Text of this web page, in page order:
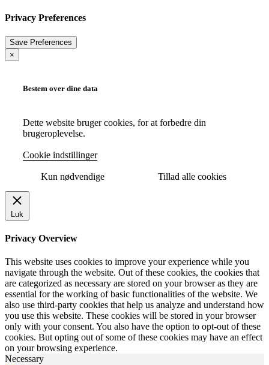
Privacy Preferences
×
Bestem over dine data
Dette website bruger cookies, for at forbedre din
brugeroplevelse.
Cookie indstillinger
Kun nødvendige Tillad alle cookies
Luk
Privacy Overview
This website uses cookies to improve your experience while you
navigate through the website. Out of these cookies, the cookies that
are categorized as necessary are stored on your browser as they are
essential for the working of basic functionalities of the website. We
also use third-party cookies that help us analyze and understand how
you use this website. These cookies will be stored in your browser
only with your consent. You also have the option to opt-out of these
cookies. But opting out of some of these cookies may have an effect
on your browsing experience.
Necessary